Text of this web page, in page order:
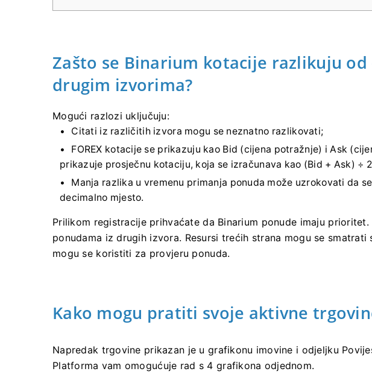
Zašto se Binarium kotacije razlikuju od
drugim izvorima?
Mogući razlozi uključuju:
Citati iz različitih izvora mogu se neznatno razlikovati;
FOREX kotacije se prikazuju kao Bid (cijena potražnje) i Ask
prikazuje prosječnu kotaciju, koja se izračunava kao (Bid + Ask) ÷
Manja razlika u vremenu primanja ponuda može uzrokovati da
decimalno mjesto.
Prilikom registracije prihvaćate da Binarium ponude imaju
ponudama iz drugih izvora. Resursi trećih strana mogu se smatrati
mogu se koristiti za provjeru ponuda.
Kako mogu pratiti svoje aktivne
Napredak trgovine prikazan je u grafikonu imovine i odjeljku
Platforma vam omogućuje rad s 4 grafikona odjednom.